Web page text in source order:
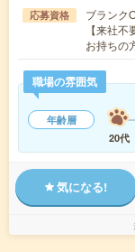
応募資格
ブランク
【来社
お持ちの
職場の雰囲気
年齢層
20代
気になる!